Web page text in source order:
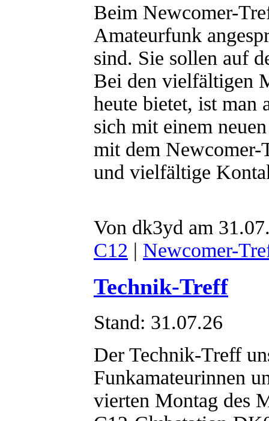
Beim Newcomer-
Amateurfunk
sind. Sie sollen auf
Bei den vielfältigen
heute bietet, ist man
sich mit einem
mit dem Newcomer-
und vielfältige
Von dk3yd am
C12 | Newcomer-
Technik-Treff
Stand: 31.07.26
Der Technik-Treff
Funkamateurinnen
vierten Montag des